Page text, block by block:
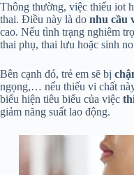
Thông thường, việc thiếu iot
thai. Điều này là do nhu cầu
cao. Nếu tình trạng nghiêm
thai phụ, thai lưu hoặc sinh
Bên cạnh đó, trẻ em sẽ bị
ngọng,… nếu thiếu vi chất
biểu hiện tiêu biểu của việc
giảm năng suất lao động.